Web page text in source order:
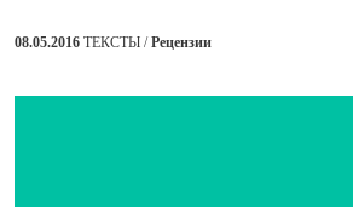
08.05.2016 ТЕКСТЫ /Рецензии